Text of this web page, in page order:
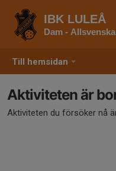
Till hemsidan
IBK LULEÅ
Dam -
Aktiviteten är
Aktiviteten du försöker nå